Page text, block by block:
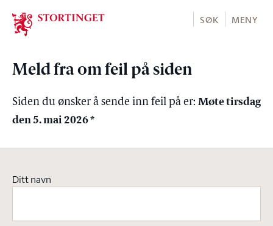
Stortinget.no
SØK MENY
Meld fra om feil på siden
Siden du ønsker å sende inn feil på er: Møte tirsdag
den 5. mai 2026 *
Ditt navn